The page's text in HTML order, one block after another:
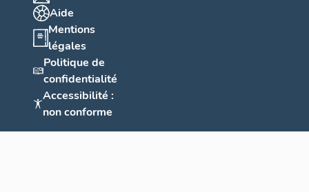
Aide
Mentions
légales
Politique de
confidentialité
Accessibilité :
non conforme